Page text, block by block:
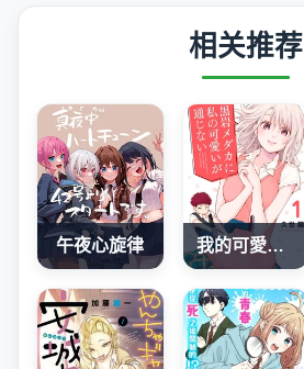
相关推荐
午夜心旋律 我的可愛對黑岩目高不管用